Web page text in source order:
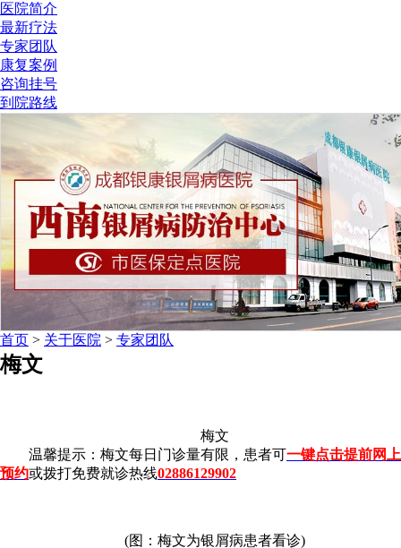
医院简介
最新疗法
专家团队
康复案例
咨询挂号
到院路线
首页 > 关于医院 > 专家团队
梅文
梅文
温馨提示：梅文每日门诊量有限，患者可一键点击提前网上
预约或拨打免费就诊热线02886129902
(图：梅文为银屑病患者看诊)